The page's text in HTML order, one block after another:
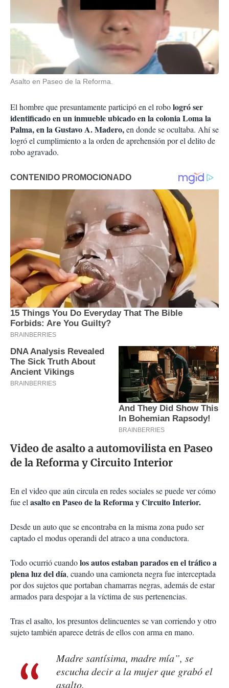
Asalto en Paseo de la Reforma.
El hombre que presuntamente participó en el robologró ser
identificado en un inmueble ubicado en la colonia Loma la
Palma, en la Gustavo A. Madero,en donde se ocultaba. Ahí se
logró el cumplimiento a la orden de aprehensión por el delito de
robo agravado.
Video de asalto a automovilista en Paseo
de la Reforma y Circuito Interior
En el video que aún circula en redes sociales se puede ver cómo
fue elasalto en Paseo de la Reforma y Circuito Interior.
Desde un auto que se encontraba en la misma zona pudo ser
captado el modus operandi del atraco a una conductora.
Todo ocurrió cuandolos autos estaban parados en el tráfico a
plena luz del día, cuando una camioneta negra fue interceptada
por dos sujetos que portaban chamarras negras, además de estar
armados para despojar a la víctima de sus pertenencias.
Tras el asalto, los presuntos delincuentes se van corriendo y otro
sujeto también aparece detrás de ellos con arma en mano.
Madre santísima, madre mía”, se
escucha decir a la mujer que grabó el
asalto.